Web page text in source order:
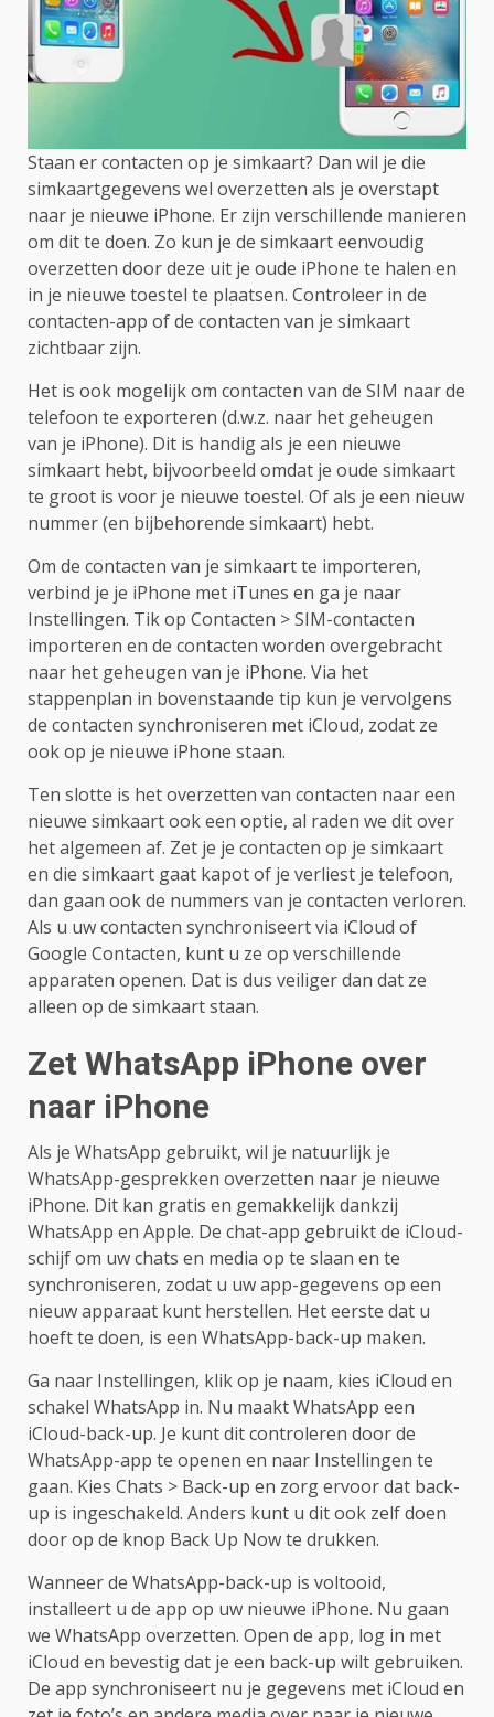
Staan er contacten op je simkaart? Dan wil je die
simkaartgegevens wel overzetten als je overstapt
naar je nieuwe iPhone. Er zijn verschillende manieren
om dit te doen. Zo kun je de simkaart eenvoudig
overzetten door deze uit je oude iPhone te halen en
in je nieuwe toestel te plaatsen. Controleer in de
contacten-app of de contacten van je simkaart
zichtbaar zijn.
Het is ook mogelijk om contacten van de SIM naar de
telefoon te exporteren (d.w.z. naar het geheugen
van je iPhone). Dit is handig als je een nieuwe
simkaart hebt, bijvoorbeeld omdat je oude simkaart
te groot is voor je nieuwe toestel. Of als je een nieuw
nummer (en bijbehorende simkaart) hebt.
Om de contacten van je simkaart te importeren,
verbind je je iPhone met iTunes en ga je naar
Instellingen. Tik op Contacten > SIM-contacten
importeren en de contacten worden overgebracht
naar het geheugen van je iPhone. Via het
stappenplan in bovenstaande tip kun je vervolgens
de contacten synchroniseren met iCloud, zodat ze
ook op je nieuwe iPhone staan.
Ten slotte is het overzetten van contacten naar een
nieuwe simkaart ook een optie, al raden we dit over
het algemeen af. Zet je je contacten op je simkaart
en die simkaart gaat kapot of je verliest je telefoon,
dan gaan ook de nummers van je contacten verloren.
Als u uw contacten synchroniseert via iCloud of
Google Contacten, kunt u ze op verschillende
apparaten openen. Dat is dus veiliger dan dat ze
alleen op de simkaart staan.
Zet WhatsApp iPhone over
naar iPhone
Als je WhatsApp gebruikt, wil je natuurlijk je
WhatsApp-gesprekken overzetten naar je nieuwe
iPhone. Dit kan gratis en gemakkelijk dankzij
WhatsApp en Apple. De chat-app gebruikt de iCloud-
schijf om uw chats en media op te slaan en te
synchroniseren, zodat u uw app-gegevens op een
nieuw apparaat kunt herstellen. Het eerste dat u
hoeft te doen, is een WhatsApp-back-up maken.
Ga naar Instellingen, klik op je naam, kies iCloud en
schakel WhatsApp in. Nu maakt WhatsApp een
iCloud-back-up. Je kunt dit controleren door de
WhatsApp-app te openen en naar Instellingen te
gaan. Kies Chats > Back-up en zorg ervoor dat back-
up is ingeschakeld. Anders kunt u dit ook zelf doen
door op de knop Back Up Now te drukken.
Wanneer de WhatsApp-back-up is voltooid,
installeert u de app op uw nieuwe iPhone. Nu gaan
we WhatsApp overzetten. Open de app, log in met
iCloud en bevestig dat je een back-up wilt gebruiken.
De app synchroniseert nu je gegevens met iCloud en